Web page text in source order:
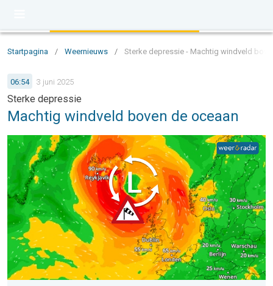
Startpagina / Weernieuws / Sterke depressie - Machtig windveld
06:54 3 juni 2025
Sterke depressie
Machtig windveld boven de oceaan